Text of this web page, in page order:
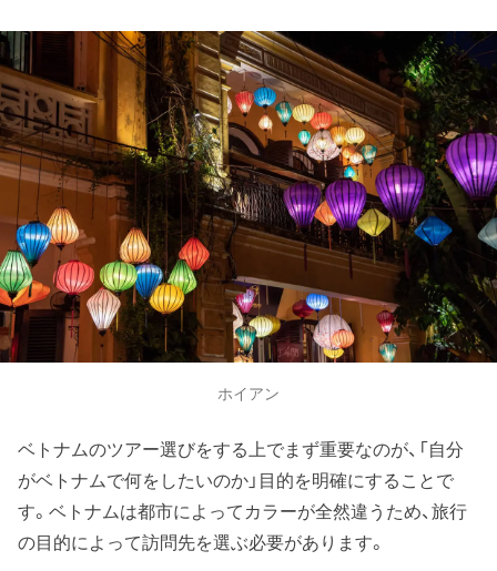
ホイアン
ベトナムのツアー選びをする上でまず重要なのが、「自分
がベトナムで何をしたいのか」目的を明確にすることで
す。ベトナムは都市によってカラーが全然違うため、旅行
の目的によって訪問先を選ぶ必要があります。